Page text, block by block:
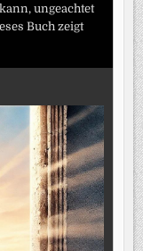
ungeachtet
Buch zeigt